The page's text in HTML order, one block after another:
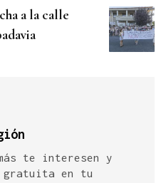
a la calle
te interesen y
gratuita en tu